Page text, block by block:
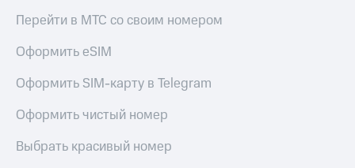
Перейти в МТС со своим номером
Оформить eSIM
Оформить SIM-карту в Telegram
Оформить чистый номер
Выбрать красивый номер